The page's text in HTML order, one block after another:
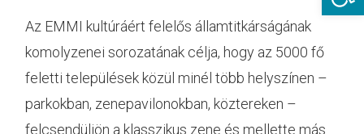
Az EMMI kultúráért felelős államtitkárságának
komolyzenei sorozatának célja, hogy az 5000 fő
feletti települések közül minél több helyszínen –
parkokban, zenepavilonokban, köztereken –
felcsendüljön a klasszikus zene és mellette más